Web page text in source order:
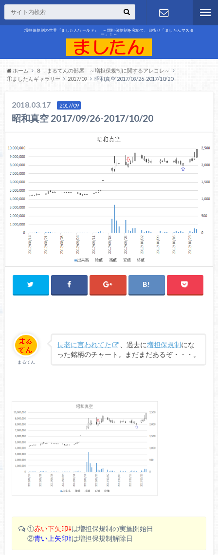
増担保規制の世界『ましたんワールド』 ～増担保規制を究めて、目指せ「ましたんマスタ
ー」！～
お問合せ
ホーム
８．まるてんの部屋 ～増担保規制に関するアレコレ～
①ましたんギャラリー
2017/09 昭和真空 2017/09/26-2017/10/20
2018.03.17 2017/09
昭和真空 2017/09/26-2017/10/20
まるてん
長老に言われてた 、過去に増担保規制にな
った銘柄のチャート。まだまだあるぞ・・・。
①赤い下矢印⇩は増担保規制の実施開始日
②青い上矢印⇧は増担保規制解除日